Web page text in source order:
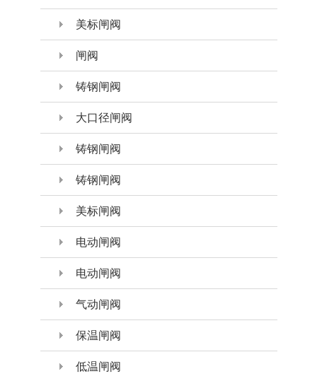
美标闸阀
闸阀
铸钢闸阀
大口径闸阀
铸钢闸阀
铸钢闸阀
美标闸阀
电动闸阀
电动闸阀
气动闸阀
保温闸阀
低温闸阀